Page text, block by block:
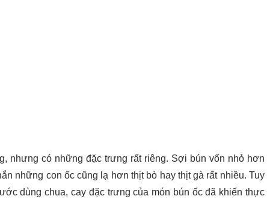
nhưng có những đặc trưng rất riêng. Sợi bún vốn nhỏ hơn
những con ốc cũng lạ hơn thịt bò hay thịt gà rất nhiều. Tuy
dùng chua, cay đặc trưng của món bún ốc đã khiến thực